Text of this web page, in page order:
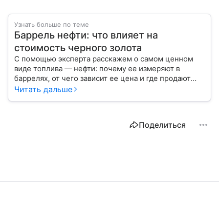
Узнать больше по теме
Баррель нефти: что влияет на
стоимость черного золота
С помощью эксперта расскажем о самом ценном
виде топлива — нефти: почему ее измеряют в
баррелях, от чего зависит ее цена и где продают
сырье.
Читать дальше
Поделиться